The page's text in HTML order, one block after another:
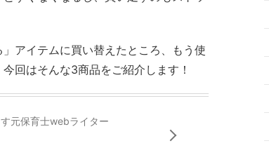
アイテムに買い替えたところ、もう使
回はそんな3商品をご紹介します！
元保育士webライター